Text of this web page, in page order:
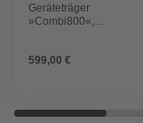
Geräteträger
»Combi800«,
599,00 €